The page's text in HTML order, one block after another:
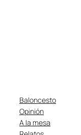
Baloncesto
Opinión
A la mesa